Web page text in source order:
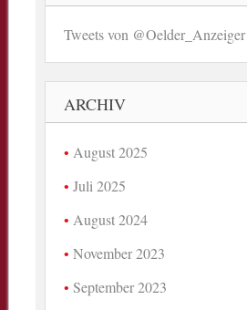
Tweets von @Oelder_Anzeiger
ARCHIV
August 2025
Juli 2025
August 2024
November 2023
September 2023